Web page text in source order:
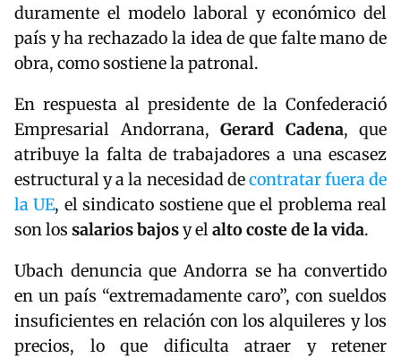
duramente el modelo laboral y económico del
país y ha rechazado la idea de que falte mano de
obra, como sostiene la patronal.
En respuesta al presidente de la Confederació
Empresarial Andorrana, Gerard Cadena, que
atribuye la falta de trabajadores a una escasez
estructural y a la necesidad decontratar fuera de
la UE, el sindicato sostiene que el problema real
son los salarios bajosy elalto coste de la vida.
Ubach denuncia que Andorra se ha convertido
en un país “extremadamente caro”, con sueldos
insuficientes en relación con los alquileres y los
precios, lo que dificulta atraer y retener